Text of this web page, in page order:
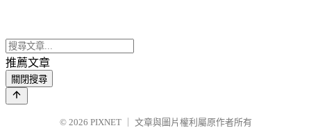
推薦文章
關閉搜尋
© 2026 PIXNET
文章與圖片權利屬原作者所有